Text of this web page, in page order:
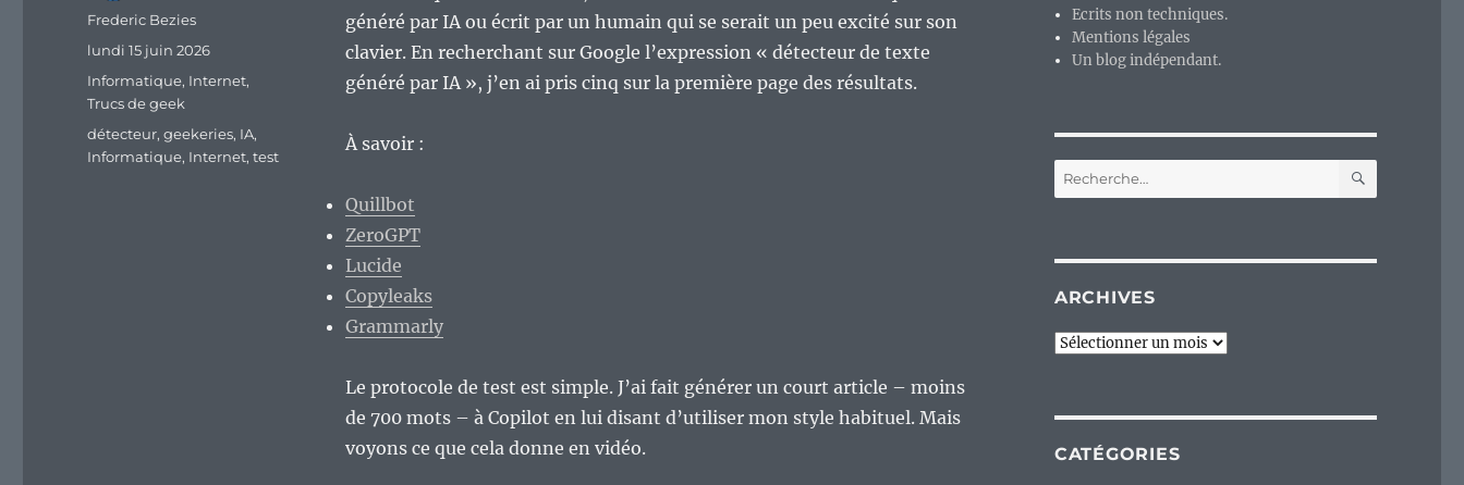
généré par IA ou écrit par un humain qui se serait un peu excité sur son
clavier. En recherchant sur Google l’expression « détecteur de texte
généré par IA », j’en ai pris cinq sur la première page des résultats.
À savoir :
Quillbot
ZeroGPT
Lucide
Copyleaks
Grammarly
Le protocole de test est simple. J’ai fait générer un court article – moins
de 700 mots – à Copilot en lui disant d’utiliser mon style habituel. Mais
voyons ce que cela donne en vidéo.
Auteur
Frederic Bezies
Publié
lundi 15 juin 2026
Catégories
Informatique, Internet,
Trucs de geek
Étiquettes
détecteur,geekeries, IA,
Informatique, Internet,test
Ecrits non techniques.
Mentions légales
Un blog indépendant.
Recherche
pour :
ARCHIVES
Archives
CATÉGORIES